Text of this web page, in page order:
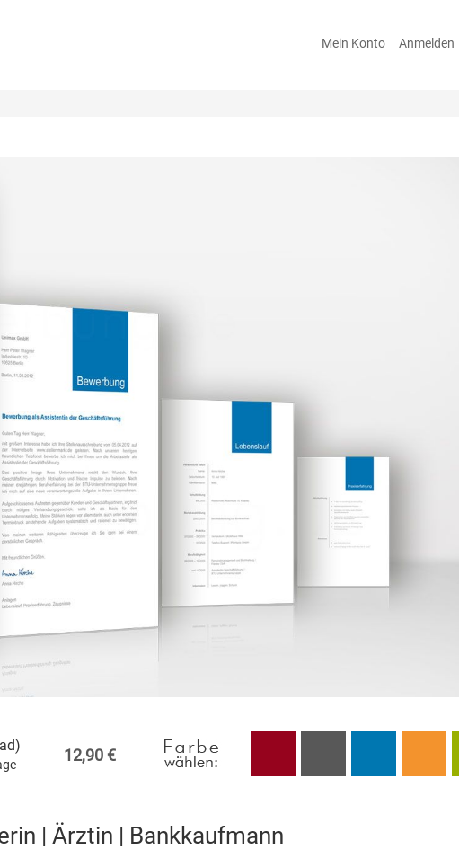
Mein Konto Anmelden
12,90 €
| Ärztin | Bankkaufmann